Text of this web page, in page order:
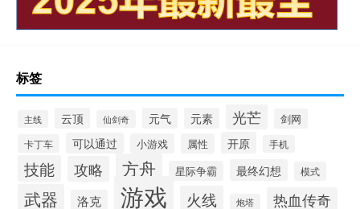
标签
主线 云顶 仙剑奇 元气 元素 光芒 剑网
卡丁车 可以通过 小游戏 属性 开原 手机
技能 攻略 方舟 星际争霸 最终幻想 模式
武器 洛克 游戏 火线 炮塔 热血传奇